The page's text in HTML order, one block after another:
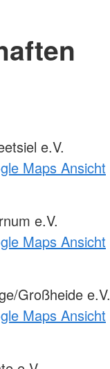
e.V.
Maps Ansicht
e.V.
Maps Ansicht
Großheide e.V.
Maps Ansicht